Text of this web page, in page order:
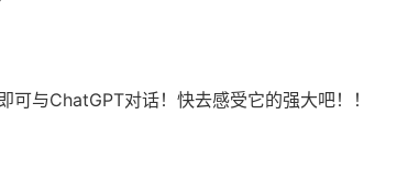
与ChatGPT对话！快去感受它的强大吧！！